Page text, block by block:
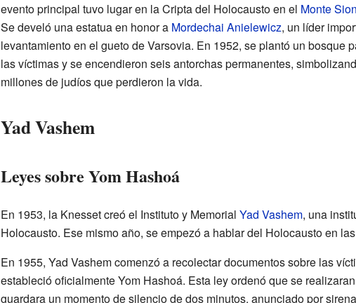
evento principal tuvo lugar en la Cripta del Holocausto en el Monte Sion
Se develó una estatua en honor a Mordechai Anielewicz, un líder
levantamiento en el gueto de Varsovia. En 1952, se plantó un bosque
las víctimas y se encendieron seis antorchas permanentes,
millones de judíos que perdieron la vida.
Yad Vashem
Leyes sobre Yom Hashoá
En 1953, la Knesset creó el Instituto y Memorial Yad Vashem, una
Holocausto. Ese mismo año, se empezó a hablar del Holocausto en
En 1955, Yad Vashem comenzó a recolectar documentos sobre las
estableció oficialmente Yom Hashoá. Esta ley ordenó que se
guardara un momento de silencio de dos minutos, anunciado por